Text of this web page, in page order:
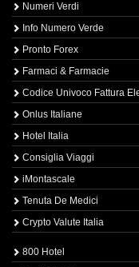
Numeri Verdi
Info Numero Verde
Pronto Forex
Farmaci & Farmacie
Codice Univoco Fattura
Onlus Italiane
Hotel Italia
Consiglia Viaggi
iMontascale
Tenuta De Medici
Crypto Valute Italia
800 Hotel